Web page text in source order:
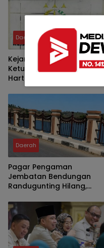
Daerah
Kejari Jombang Periksa
Ketua KPRI Sejahtera
Hartono, Ini yang Didalami
Daerah
Pagar Pengaman
Jembatan Bendungan
Randugunting Hilang,
Membahayakan